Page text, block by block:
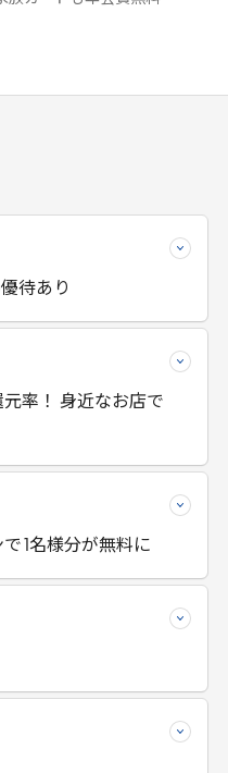
待あり
率！ 身近なお店で
で 1名様分が無料に